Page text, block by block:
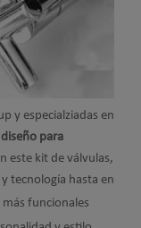
y especialziadas en
para
este kit de válvulas,
tecnología hasta en
funcionales